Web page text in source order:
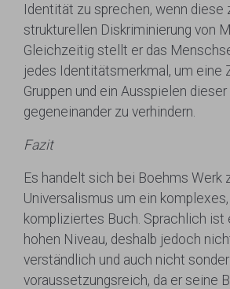
Identität zu sprechen, wenn diese
strukturellen Diskriminierung von
Gleichzeitig stellt er das
jedes Identitätsmerkmal, um eine
Gruppen und ein Ausspielen dieser
gegeneinander zu verhindern.
Fazit
Es handelt sich bei Boehms Werk
Universalismus um ein
kompliziertes Buch. Sprachlich ist
hohen Niveau, deshalb jedoch
verständlich und auch nicht
voraussetzungsreich, da er seine